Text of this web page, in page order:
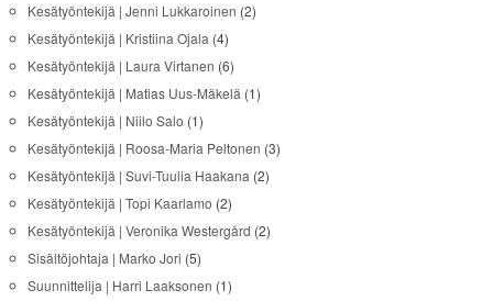
Kesätyöntekijä | Jenni Lukkaroinen (2)
Kesätyöntekijä | Kristiina Ojala (4)
Kesätyöntekijä | Laura Virtanen (6)
Kesätyöntekijä | Matias Uus-Mäkelä (1)
Kesätyöntekijä | Niilo Salo (1)
Kesätyöntekijä | Roosa-Maria Peltonen (3)
Kesätyöntekijä | Suvi-Tuulia Haakana (2)
Kesätyöntekijä | Topi Kaarlamo (2)
Kesätyöntekijä | Veronika Westergård (2)
Sisältöjohtaja | Marko Jori (5)
Suunnittelija | Harri Laaksonen (1)